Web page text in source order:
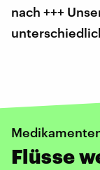
nach +++
Flüsse